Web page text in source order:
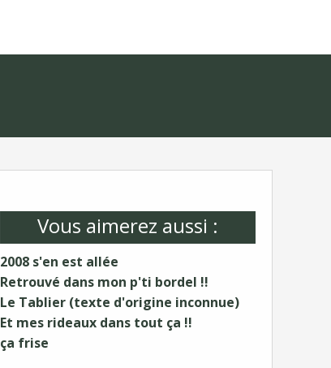
Vous aimerez aussi :
2008 s'en est allée
Retrouvé dans mon p'ti bordel !!
Le Tablier (texte d'origine inconnue)
Et mes rideaux dans tout ça !!
ça frise